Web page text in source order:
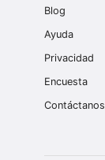
Blog
Ayuda
Privacidad
Encuesta
Contáctanos